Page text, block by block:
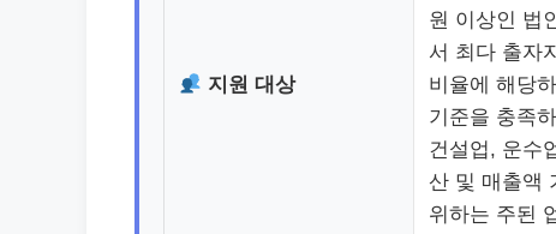
지원 대상
원 이상인 법
서 최다 출자
비율에 해당
기준을 충족
건설업, 운수
산 및 매출액
위하는 주된